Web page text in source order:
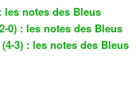
les notes des Bleus
0) : les notes des Bleus
3) : les notes des Bleus